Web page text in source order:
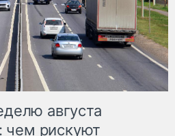
августа
чем рискуют